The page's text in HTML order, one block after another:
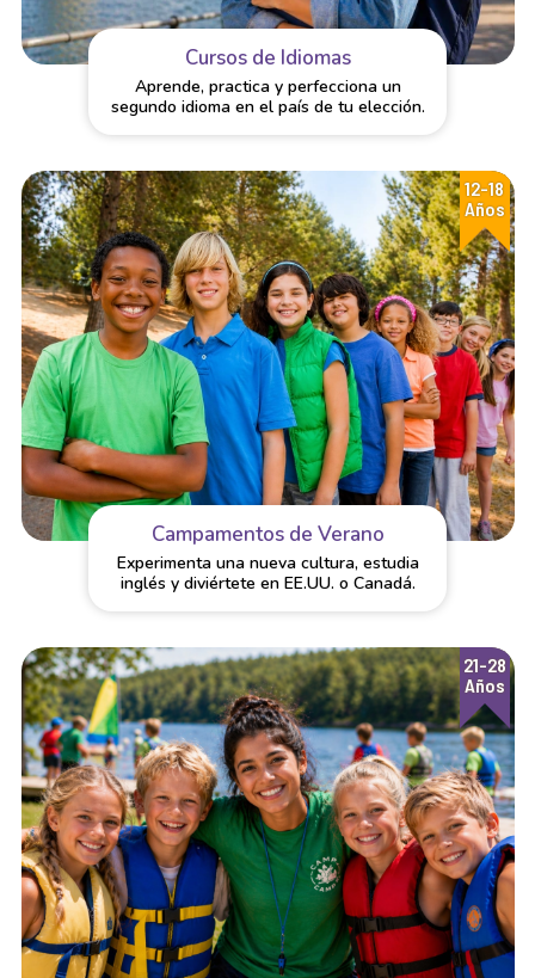
Cursos de Idiomas
Aprende, practica y perfecciona un
segundo idioma en el país de tu elección.
12-18
Años
Campamentos de Verano
Experimenta una nueva cultura, estudia
inglés y diviértete en EE.UU. o Canadá.
21-28
Años